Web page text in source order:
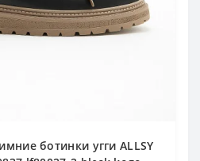
ботинки угги ALLSY